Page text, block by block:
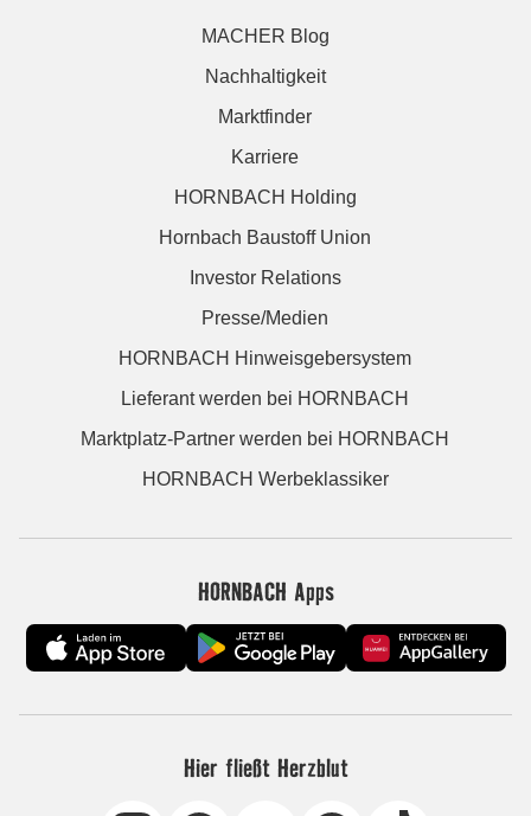
MACHER Blog
Nachhaltigkeit
Marktfinder
Karriere
HORNBACH Holding
Hornbach Baustoff Union
Investor Relations
Presse/Medien
HORNBACH Hinweisgebersystem
Lieferant werden bei HORNBACH
Marktplatz-Partner werden bei HORNBACH
HORNBACH Werbeklassiker
HORNBACH Apps
Hier fließt Herzblut